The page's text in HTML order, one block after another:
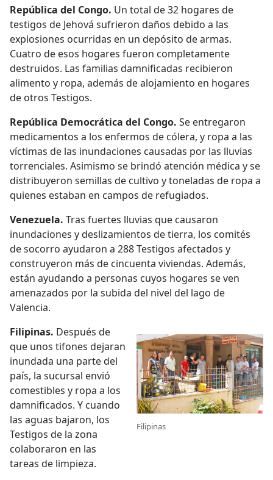
República del Congo. Un total de 32 hogares de
testigos de Jehová sufrieron daños debido a las
explosiones ocurridas en un depósito de armas.
Cuatro de esos hogares fueron completamente
destruidos. Las familias damnificadas recibieron
alimento y ropa, además de alojamiento en hogares
de otros Testigos.
República Democrática del Congo. Se entregaron
medicamentos a los enfermos de cólera, y ropa a las
víctimas de las inundaciones causadas por las lluvias
torrenciales. Asimismo se brindó atención médica y se
distribuyeron semillas de cultivo y toneladas de ropa a
quienes estaban en campos de refugiados.
Venezuela. Tras fuertes lluvias que causaron
inundaciones y deslizamientos de tierra, los comités
de socorro ayudaron a 288 Testigos afectados y
construyeron más de cincuenta viviendas. Además,
están ayudando a personas cuyos hogares se ven
amenazados por la subida del nivel del lago de
Valencia.
Filipinas
Filipinas. Después de
que unos tifones dejaran
inundada una parte del
país, la sucursal envió
comestibles y ropa a los
damnificados. Y cuando
las aguas bajaron, los
Testigos de la zona
colaboraron en las
tareas de limpieza.